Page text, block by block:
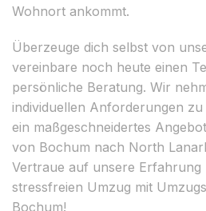
Wohnort ankommt.
Überzeuge dich selbst von
vereinbare noch heute einen
persönliche Beratung. Wir
individuellen Anforderungen
ein maßgeschneidertes
von Bochum nach North
Vertraue auf unsere Erfahrung
stressfreien Umzug mit
Bochum!